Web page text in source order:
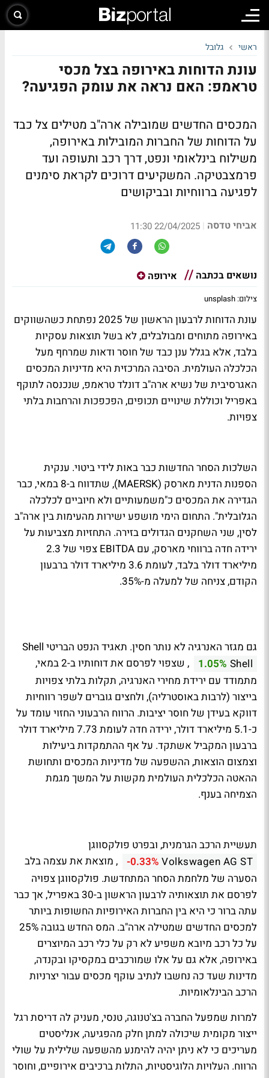
ראשי גלובל
עונת הדוחות באירופה בצל מכסי
טראמפ: האם נראה את עומק הפגיעה?
המכסים החדשים שמובילה ארה"ב מטילים צל כבד
על הדוחות של החברות המובילות באירופה,
משילוח בינלאומי ונפט, דרך רכב ותעופה ועד
פרמצבטיקה. המשקיעים דרוכים לקראת סימנים
לפגיעה ברווחיות ובביקושים
אביחי טדסה |
22/04/2025 11:30
נושאים בכתבה אירופה
צילום: unsplash
עונת הדוחות לרבעון הראשון של 2025 נפתחת כשהשווקים
באירופה מתוחים ומבולבלים, לא בשל תוצאות עסקיות
בלבד, אלא בגלל ענן כבד של חוסר ודאות שמרחף מעל
הכלכלה העולמית. הסיבה המרכזית היא מדיניות המכסים
האגרסיבית של נשיא ארה"ב דונלד טראמפ, שנכנסה לתוקף
באפריל וכוללת שינויים תכופים, הפכפכות והרחבות בלתי
צפויות.
השלכות הסחר החדשות כבר באות לידי ביטוי. ענקית
הספנות הדנית מארסק (MAERSK), שתדווח ב-8 במאי, כבר
הגדירה את המכסים כ"משמעותיים ולא חיוביים לכלכלה
הגלובלית". התחום הימי מושפע ישירות מהעימות בין ארה"ב
לסין, שני השחקנים הגדולים בזירה. התחזיות מצביעות על
ירידה חדה ברווחי מארסק, עם EBITDA צפוי של 2.3
מיליארד דולר בלבד, לעומת 3.6 מיליארד דולר ברבעון
הקודם, צניחה של למעלה מ-35%.
גם מגזר האנרגיה לא נותר חסין. תאגיד הנפט הבריטי Shell
Shell
1.05%
, שצפוי לפרסם את דוחותיו ב-2 במאי,
מתמודד עם ירידת מחירי האנרגיה, תקלות בלתי צפויות
בייצור (לרבות באוסטרליה), ולחצים גוברים לשפר רווחיות
דווקא בעידן של חוסר יציבות. הרווח הרבעוני החזוי עומד על
כ-5.1 מיליארד דולר, ירידה חדה לעומת 7.73 מיליארד דולר
ברבעון המקביל אשתקד. על אף ההתמקדות ביעילות
וצמצום הוצאות, ההשפעה של מדיניות המכסים ותחושת
ההאטה הכלכלית העולמית מקשות על המשך מגמת
הצמיחה בענף.
תעשיית הרכב הגרמנית, ובפרט פולקסווגן
Volkswagen AG ST
-0.33% , מוצאת את עצמה בלב
הסערה של מלחמת הסחר המתחדשת. פולקסווגן צפויה
לפרסם את תוצאותיה לרבעון הראשון ב-30 באפריל, אך כבר
עתה ברור כי היא בין החברות האירופיות החשופות ביותר
למכסים החדשים שמטילה ארה"ב. המס החדש בגובה 25%
על כל רכב מיובא משפיע לא רק על כלי רכב המיוצרים
באירופה, אלא גם על אלו שמורכבים במקסיקו ובקנדה,
מדינות שעד כה נחשבו לנתיב עוקף מכסים עבור יצרניות
הרכב הבינלאומיות.
למרות שמפעל החברה בצ'טנוגה, טנסי, מעניק לה דריסת רגל
ייצור מקומית שיכולה למתן חלק מהפגיעה, אנליסטים
מעריכים כי לא ניתן יהיה להימנע מהשפעה שלילית על שולי
הרווח. העלויות הלוגיסטיות, התלות ברכיבים אירופיים, וחוסר